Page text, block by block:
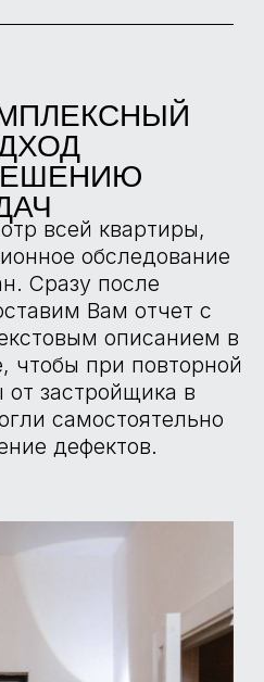
напряжения.
наличия
участков